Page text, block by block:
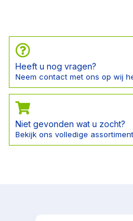
Heeft u nog vragen?
Neem contact met ons op wij
Niet gevonden wat u zocht?
Bekijk ons volledige